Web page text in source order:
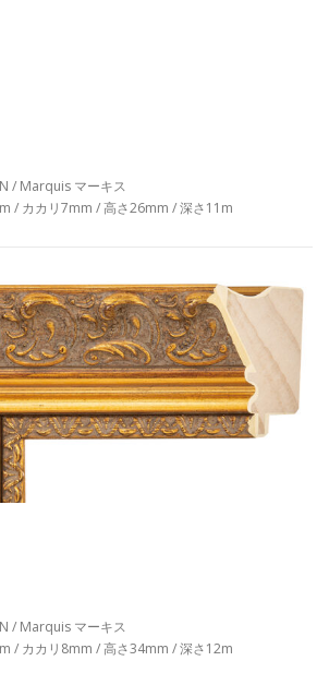
/ Marquis マーキス
/ カカリ7mm / 高さ26mm / 深さ11m
/ Marquis マーキス
/ カカリ8mm / 高さ34mm / 深さ12m